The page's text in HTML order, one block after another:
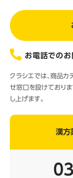
お電話での
クラシエでは、商品カ
せ窓口を設けており
し上げます。
漢方